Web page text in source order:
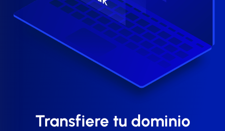
Transfiere tu dominio